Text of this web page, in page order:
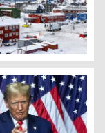
افتتاح قنصليتين